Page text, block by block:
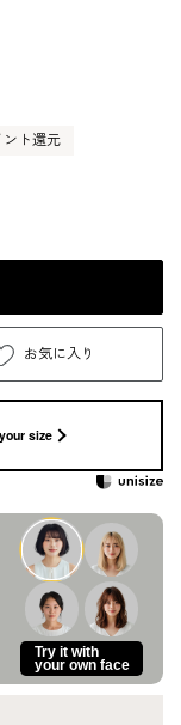
ント還元
お気に入り
size
Try it with
your own face